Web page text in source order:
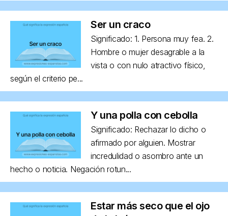
Ser un craco
Significado: 1. Persona muy fea. 2.
Hombre o mujer desagrable a la
vista o con nulo atractivo físico,
según el criterio pe...
Y una polla con cebolla
Significado: Rechazar lo dicho o
afirmado por alguien. Mostrar
incredulidad o asombro ante un
hecho o noticia. Negación rotun...
Estar más seco que el ojo